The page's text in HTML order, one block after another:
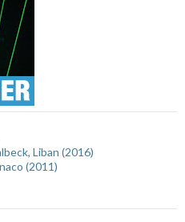
Liban (2016)
(2011)